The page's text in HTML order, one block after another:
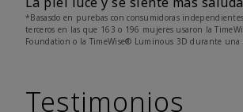
*Basasdo en purebas con consumidoras
terceros en las que 163 o 196 mujeres usaron la
Foundation o la TimeWise® Luminous 3D durante una
Testimonios